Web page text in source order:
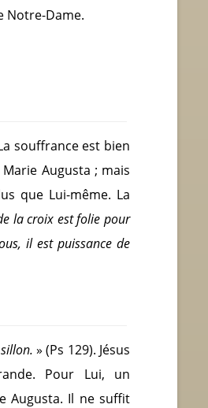
Notre-Dame.
souffrance est bien
Augusta ; mais
que Lui-même. La
la croix est folie pour
il est puissance de
sillon.» (Ps 129). Jésus
Pour Lui, un
Augusta. Il ne suffit